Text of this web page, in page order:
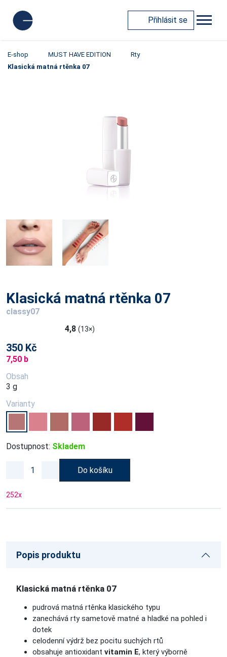
Přihlásit se
E-shop MUST HAVE EDITION
Rty
Klasická matná rtěnka 07
Klasická matná rtěnka 07
classy07
4,8 (13×)
350 Kč
7,50 b
Obsah
3 g
Varianty
Dostupnost: Skladem
Do košíku
252x
Popis produktu
Klasická matná rtěnka 07
pudrová matná rtěnka klasického typu
zanechává rty sametově matné a hladké na pohled i
dotek
celodenní výdrž bez pocitu suchých rtů
obsahuje antioxidant vitamin E, který výborně